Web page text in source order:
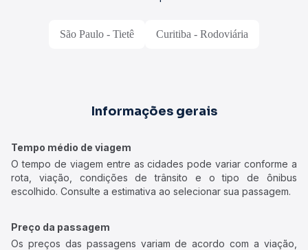
São Paulo - Tietê Curitiba - Rodoviária
Informações gerais
Tempo médio de viagem
O tempo de viagem entre as cidades pode variar conforme a
rota, viação, condições de trânsito e o tipo de ônibus
escolhido. Consulte a estimativa ao selecionar sua passagem.
Preço da passagem
Os preços das passagens variam de acordo com a viação,